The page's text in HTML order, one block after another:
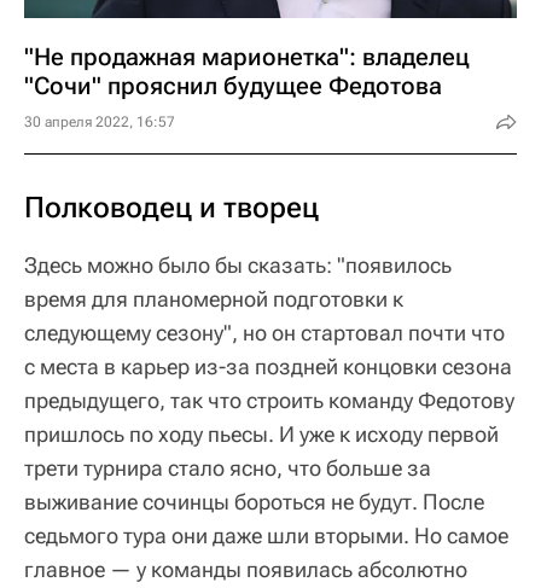
"Не продажная марионетка": владелец
"Сочи" прояснил будущее Федотова
30 апреля 2022, 16:57
Полководец и творец
Здесь можно было бы сказать: "появилось
время для планомерной подготовки к
следующему сезону", но он стартовал почти что
с места в карьер из-за поздней концовки сезона
предыдущего, так что строить команду Федотову
пришлось по ходу пьесы. И уже к исходу первой
трети турнира стало ясно, что больше за
выживание сочинцы бороться не будут. После
седьмого тура они даже шли вторыми. Но самое
главное — у команды появилась абсолютно